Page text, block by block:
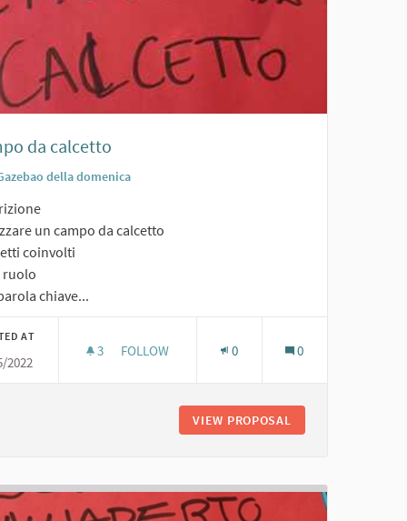
da calcetto
della domenica
un campo da calcetto
coinvolti
ruolo
chiave...
AT
2022
3 3 FOLLOWERS
FOLLOW 0 0
VIEW PROPOSAL